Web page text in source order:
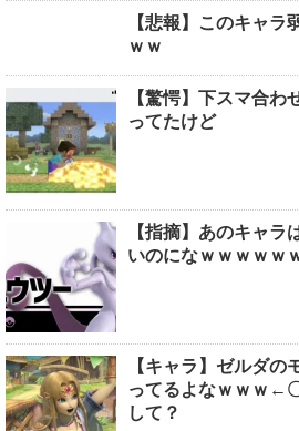
【悲報】このキャラ
ｗｗ
【驚愕】下スマ合わ
ってたけど
【指摘】あのキャラ
いのになｗｗｗｗｗ
【キャラ】ゼルダの
ってるよなｗｗｗ←
して？